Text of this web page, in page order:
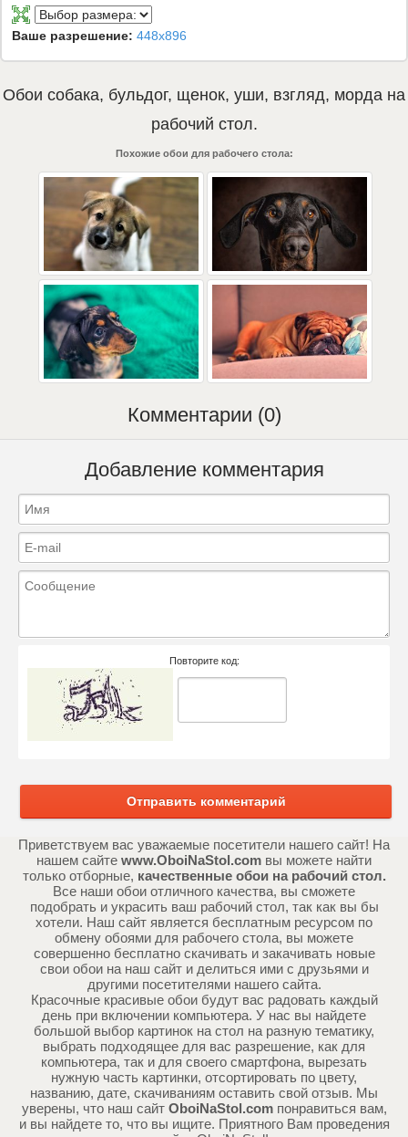
Ваше разрешение: 448x896
Обои собака, бульдог, щенок, уши, взгляд, морда на
рабочий стол.
Похожие обои для рабочего стола:
Комментарии (0)
Добавление комментария
Повторите код:
Отправить комментарий
Приветствуем вас уважаемые посетители нашего сайт! На
нашем сайте www.OboiNaStol.com вы можете найти
только отборные, качественные обои на рабочий стол.
Все наши обои отличного качества, вы сможете
подобрать и украсить ваш рабочий стол, так как вы бы
хотели. Наш сайт является бесплатным ресурсом по
обмену обоями для рабочего стола, вы можете
совершенно бесплатно скачивать и закачивать новые
свои обои на наш сайт и делиться ими с друзьями и
другими посетителями нашего сайта.
Красочные красивые обои будут вас радовать каждый
день при включении компьютера. У нас вы найдете
большой выбор картинок на стол на разную тематику,
выбрать подходящее для вас разрешение, как для
компьютера, так и для своего смартфона, вырезать
нужную часть картинки, отсортировать по цвету,
названию, дате, скачиваниям оставить свой отзыв. Мы
уверены, что наш сайт OboiNaStol.comпонравиться вам,
и вы найдете то, что вы ищите. Приятного Вам проведения